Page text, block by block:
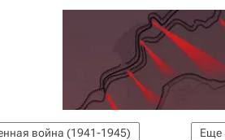
Еще
война (1941-1945)